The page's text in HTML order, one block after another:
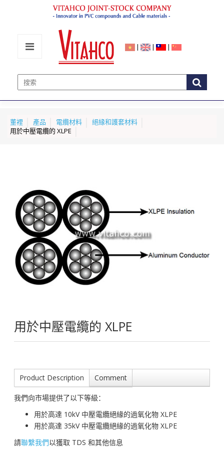
| | |
董裡 產品 電纜材料
絕緣和護套材料
用於中壓電纜的 XLPE
用於中壓電纜的 XLPE
Product Description Comment
我們向市場提供了以下等級：
用於高達 10kV 中壓電纜絕緣的過氧化物 XLPE
用於高達 35kV 中壓電纜絕緣的過氧化物 XLPE
請聯繫我們以獲取 TDS 和其他信息